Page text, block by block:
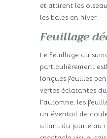
et attirent les
les baies en hiver.
Feuillage
Le feuillage du
particulièrement
longues feuilles
vertes éclatantes
l’automne, les
un éventail de
allant du jaune au